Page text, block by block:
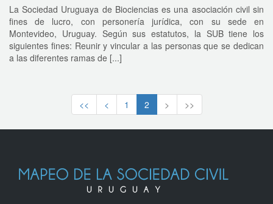
La Sociedad Uruguaya de Biociencias es una asociación civil sin
fines de lucro, con personería jurídica, con su sede en
Montevideo, Uruguay. Según sus estatutos, la SUB tiene los
siguientes fines: Reunir y vincular a las personas que se dedican
a las diferentes ramas de [...]
<< < 1 2 > >>